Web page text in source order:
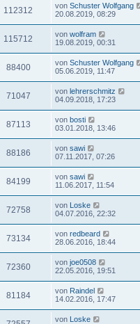
112312 von Schuster Wolfgang
20.08.2019, 08:29
115712 von wolfram
19.08.2019, 00:31
88400 von Schuster Wolfgang
05.06.2019, 11:47
71047 von lehrerschmitz
04.09.2018, 17:23
87113 von bosti
03.01.2018, 13:46
88186 von sawi
07.11.2017, 07:26
84199 von sawi
11.06.2017, 11:54
72758 von Loske
04.07.2016, 22:32
73134 von redbeard
28.06.2016, 18:44
72360 von joe0508
22.05.2016, 19:51
81184 von Raindel
14.02.2016, 17:47
von Loske